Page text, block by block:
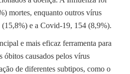
mortes, enquanto outros vírus
(15,8%) e a Covid-19, 154 (8,9%).
e mais eficaz ferramenta para
óbitos causados pelos vírus
de diferentes subtipos, como o